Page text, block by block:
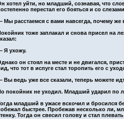
хотел уйти, но младший, сознавая, что
перестал его бояться и со
Мы расстаемся с вами навсегда, почему
тоже заплакал и снова присел на
Я ухожу.
он стоял на месте и не двигался,
что тот в испуге стал торопить его с
Вы ведь уже все сказали, теперь можете
покойник не уходил. Младший ударил по
младший в ужасе вскочил и бросился
быстрее. Пробежав несколько ли,
Тогда он свесил голову и стал